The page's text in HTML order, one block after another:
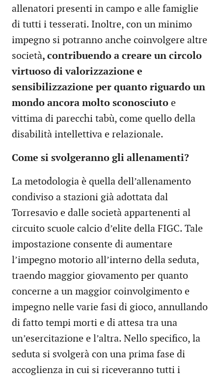
allenatori presenti in campo e alle famiglie
di tutti i tesserati. Inoltre, con un minimo
impegno si potranno anche coinvolgere altre
società, contribuendo a creare un circolo
virtuoso di valorizzazione e
sensibilizzazione per quanto riguardo un
mondo ancora molto sconosciuto e
vittima di parecchi tabù, come quello della
disabilità intellettiva e relazionale.
Come si svolgeranno gli allenamenti?
La metodologia è quella dell’allenamento
condiviso a stazioni già adottata dal
Torresavio e dalle società appartenenti al
circuito scuole calcio d’elite della FIGC. Tale
impostazione consente di aumentare
l’impegno motorio all’interno della seduta,
traendo maggior giovamento per quanto
concerne a un maggior coinvolgimento e
impegno nelle varie fasi di gioco, annullando
di fatto tempi morti e di attesa tra una
un’esercitazione e l’altra. Nello specifico, la
seduta si svolgerà con una prima fase di
accoglienza in cui si riceveranno tutti i